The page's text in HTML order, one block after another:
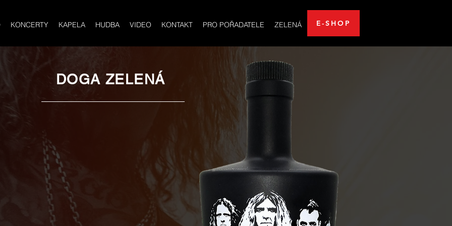
KONCERTY KAPELA HUDBA VIDEO KONTAKT PRO POŘADATELE ZELENÁ E-SHOP
E-SHOP
DOGA ZELENÁ